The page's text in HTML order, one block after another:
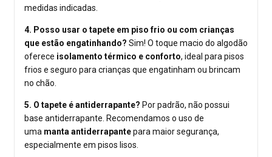
medidas indicadas.
4. Posso usar o tapete em piso frio ou com crianças
que estão engatinhando? Sim! O toque macio do algodão
oferece isolamento térmico e conforto, ideal para pisos
frios e seguro para crianças que engatinham ou brincam
no chão.
5. O tapete é antiderrapante? Por padrão, não possui
base antiderrapante. Recomendamos o uso de
uma manta antiderrapantepara maior segurança,
especialmente em pisos lisos.